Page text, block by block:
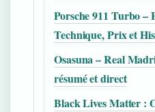
Porsche 911 Turbo –
Technique, Prix et
Osasuna – Real
résumé et direct
Black Lives Matter :